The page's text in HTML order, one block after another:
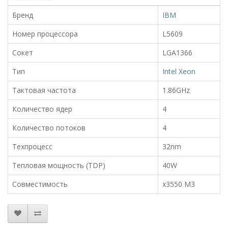
Бренд
IBM
Номер процессора
L5609
Сокет
LGA1366
Тип
Intel Xeon
Тактовая частота
1.86GHz
Количество ядер
4
Количество потоков
4
Техпроцесс
32nm
Тепловая мощность (TDP)
40W
Совместимость
x3550 M3